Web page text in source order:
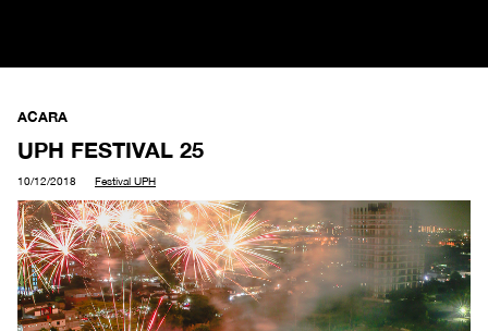
ACARA
UPH FESTIVAL 25
10/12/2018 Festival UPH